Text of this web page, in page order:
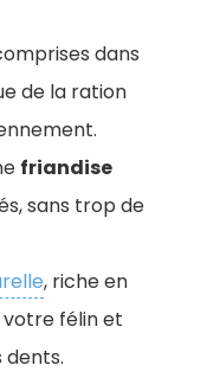
dans
de la ration
friandise
sans trop de
, riche en
félin et